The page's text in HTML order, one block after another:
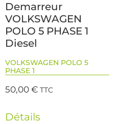
Demarreur
VOLKSWAGEN
POLO 5 PHASE 1
Diesel
VOLKSWAGEN POLO 5
PHASE 1
50,00€ TTC
Détails